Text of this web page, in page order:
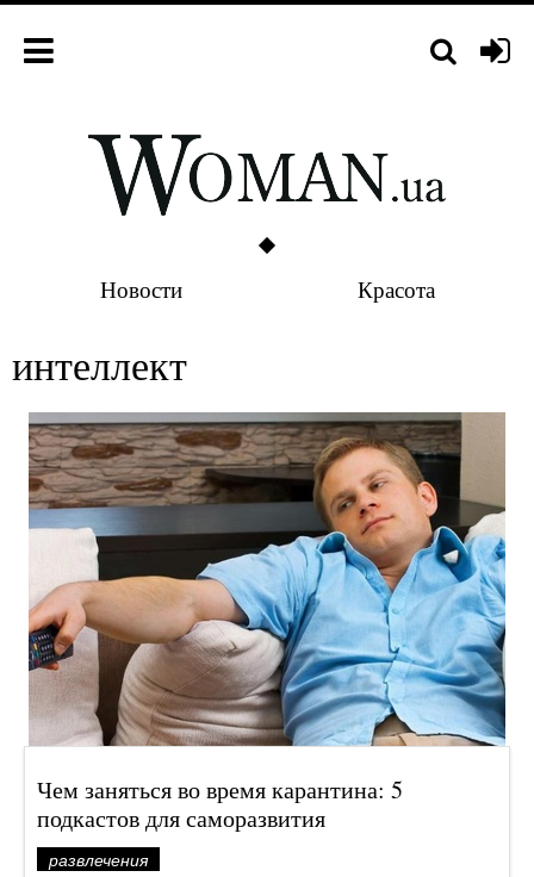
Новости Красота
интеллект
Чем заняться во время карантина: 5
подкастов для саморазвития
развлечения